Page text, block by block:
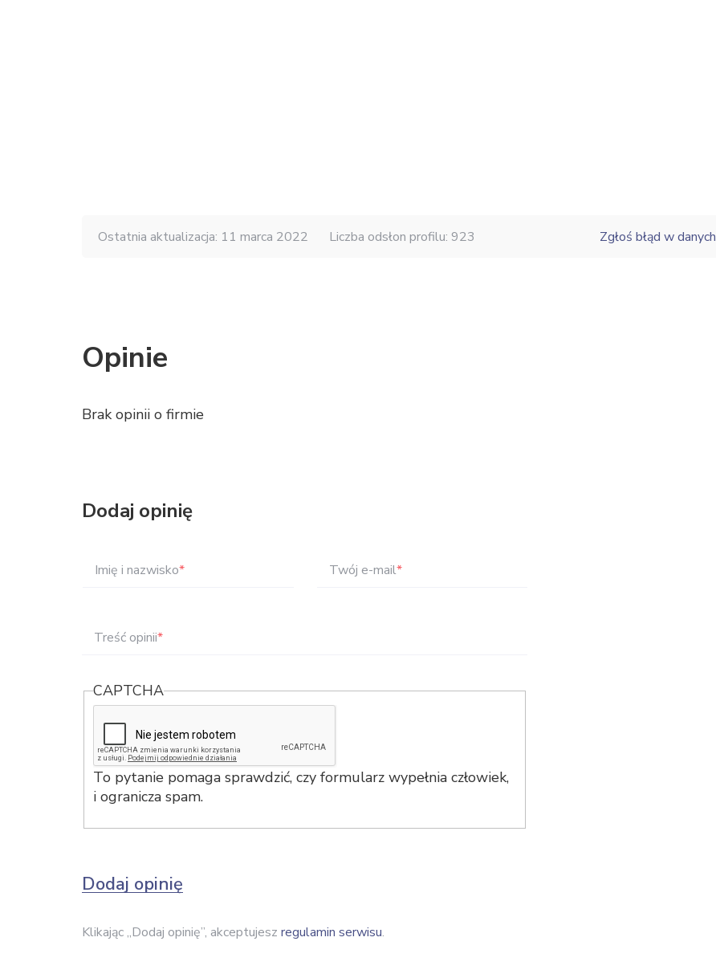
Ostatnia aktualizacja: 11 marca 2022 Liczba odsłon profilu: 923 Zgłoś błąd w danych
Opinie
Brak opinii o firmie
Dodaj opinię
Imię i nazwisko* Twój e-mail*
Treść opinii*
CAPTCHA
To pytanie pomaga sprawdzić, czy formularz wypełnia człowiek,
i ogranicza spam.
Dodaj opinię
Klikając „Dodaj opinię”, akceptujesz regulamin serwisu.